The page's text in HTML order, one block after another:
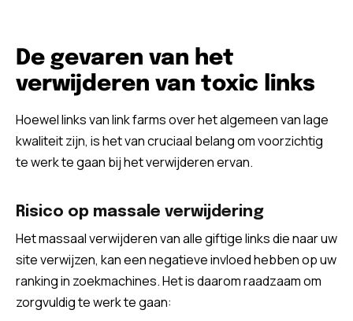
De gevaren van het
verwijderen van toxic links
Hoewel links van link farms over het algemeen van lage
kwaliteit zijn, is het van cruciaal belang om voorzichtig
te werk te gaan bij het verwijderen ervan.
Risico op massale verwijdering
Het massaal verwijderen van alle giftige links die naar uw
site verwijzen, kan een negatieve invloed hebben op uw
ranking in zoekmachines. Het is daarom raadzaam om
zorgvuldig te werk te gaan: